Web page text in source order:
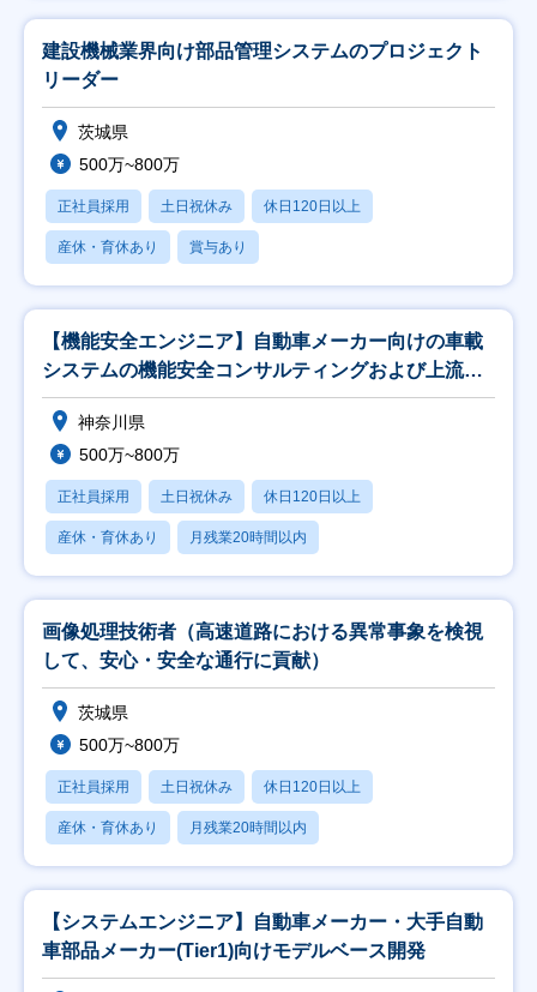
建設機械業界向け部品管理システムのプロジェクト
リーダー
茨城県
500万~800万
正社員採用 土日祝休み 休日120日以上
産休・育休あり 賞与あり
【機能安全エンジニア】自動車メーカー向けの車載
システムの機能安全コンサルティングおよび上流設
計支援
神奈川県
500万~800万
正社員採用 土日祝休み 休日120日以上
産休・育休あり 月残業20時間以内
画像処理技術者（高速道路における異常事象を検視
して、安心・安全な通行に貢献）
茨城県
500万~800万
正社員採用 土日祝休み 休日120日以上
産休・育休あり 月残業20時間以内
【システムエンジニア】自動車メーカー・大手自動
車部品メーカー(Tier1)向けモデルベース開発